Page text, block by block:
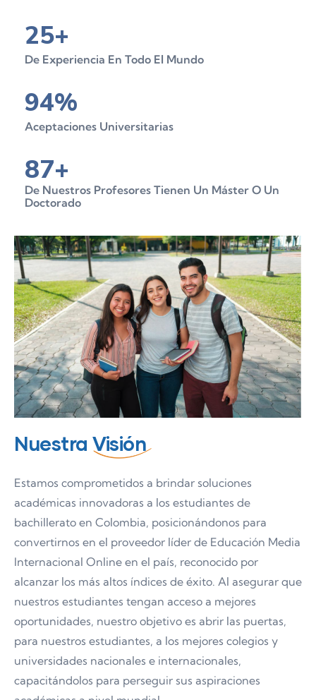
25+
De Experiencia En Todo El Mundo
94%
Aceptaciones Universitarias
87+
De Nuestros Profesores Tienen Un Máster O Un
Doctorado
Nuestra Visión
Estamos comprometidos a brindar soluciones
académicas innovadoras a los estudiantes de
bachillerato en Colombia, posicionándonos para
convertirnos en el proveedor líder de Educación Media
Internacional Online en el país, reconocido por
alcanzar los más altos índices de éxito. Al asegurar que
nuestros estudiantes tengan acceso a mejores
oportunidades, nuestro objetivo es abrir las puertas,
para nuestros estudiantes, a los mejores colegios y
universidades nacionales e internacionales,
capacitándolos para perseguir sus aspiraciones